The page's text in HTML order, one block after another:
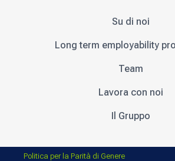
Su di noi
Long term employability
Team
Lavora con noi
Il Gruppo
Politica per la Parità di Genere